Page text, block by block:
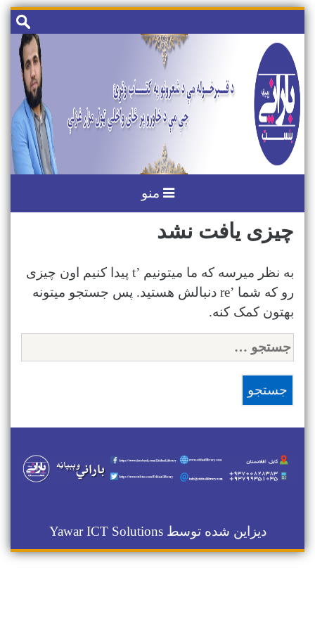
کردن
رفتن
به
مطلب
برای:
منو
چیزی یافت نشد
به نظر میرسه که ما میتونیم ’t پیدا کنیم اون چیزی
رو که شما ’re دنبالش هستید. پس جستجو میتونه
بهتون کمک کنه.
جستجو
برای:
دیزاین شده توسطYawar ICT Solutions